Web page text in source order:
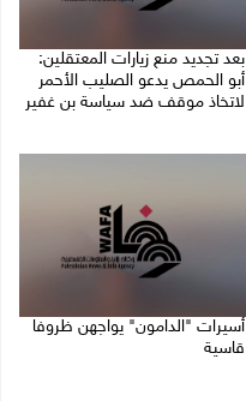
بعد تجديد منع زيارات المعتقلين:
أبو الحمص يدعو الصليب الأحمر
لاتخاذ موقف ضد سياسة بن غفير
أسيرات "الدامون" يواجهن ظروفا
قاسية